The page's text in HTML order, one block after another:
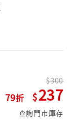
79
300
237
查詢門市庫存